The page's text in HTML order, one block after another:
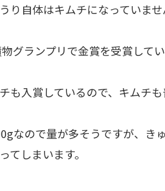
り自体はキムチになっていませ
グランプリで金賞を受賞して
チも入賞しているので、キムチ
なので量が多そうですが、き
てしまいます。